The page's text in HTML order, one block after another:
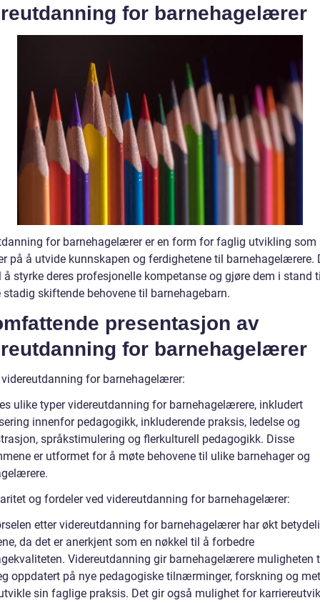
for barnehagelærer
for barnehagelærer er en form for faglig utvikling som
på å utvide kunnskapen og ferdighetene til barnehagelærere.
å styrke deres profesjonelle kompetanse og gjøre dem i stand
stadig skiftende behovene til barnehagebarn.
presentasjon av
for barnehagelærer
for barnehagelærer:
ulike typer videreutdanning for barnehagelærere, inkludert
innenfor pedagogikk, inkluderende praksis, ledelse og
språkstimulering og flerkulturell pedagogikk. Disse
er utformet for å møte behovene til ulike barnehager og
og fordeler ved videreutdanning for barnehagelærer:
etter videreutdanning for barnehagelærer har økt
da det er anerkjent som en nøkkel til å forbedre
Videreutdanning gir barnehagelærere muligheten
oppdatert på nye pedagogiske tilnærminger, forskning og
sin faglige praksis. Det gir også mulighet for